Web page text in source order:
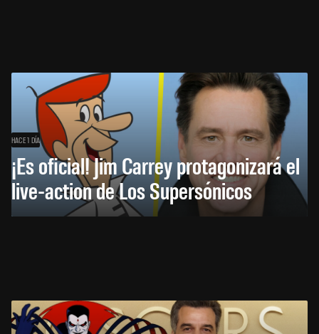
HACE 1 DÍA
¡Es oficial! Jim Carrey protagonizará el
live-action de Los Supersónicos